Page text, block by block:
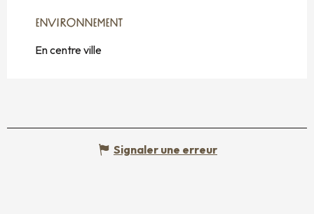
ENVIRONNEMENT
ENVIRONNEMENT
En centre ville
Signaler une erreur